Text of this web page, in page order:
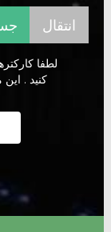
لطفا
کنید .